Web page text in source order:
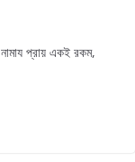
নামায প্রায় একই রকম,